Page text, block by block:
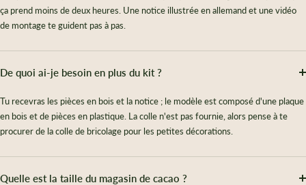
ça prend moins de deux heures. Une notice illustrée en allemand et une vidéo
de montage te guident pas à pas.
De quoi ai-je besoin en plus du kit ?
Tu recevras les pièces en bois et la notice ; le modèle est composé d'une plaque
en bois et de pièces en plastique. La colle n'est pas fournie, alors pense à te
procurer de la colle de bricolage pour les petites décorations.
Quelle est la taille du magasin de cacao ?